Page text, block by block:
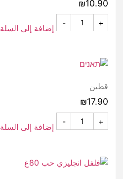
₪10.90
- +
إضافة إلى السلة
قطين
₪17.90
- +
إضافة إلى السلة